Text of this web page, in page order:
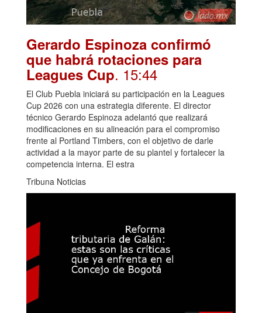
Gerardo Espinoza confirmó
que habrá rotaciones para
Leagues Cup. 15:44
El Club Puebla iniciará su participación en la Leagues
Cup 2026 con una estrategia diferente. El director
técnico Gerardo Espinoza adelantó que realizará
modificaciones en su alineación para el compromiso
frente al Portland Timbers, con el objetivo de darle
actividad a la mayor parte de su plantel y fortalecer la
competencia interna. El estra
Tribuna Noticias